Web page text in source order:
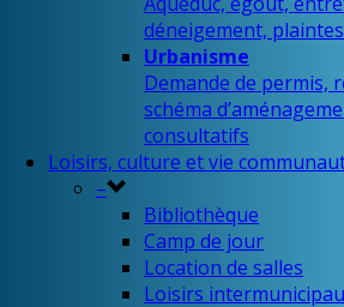
déneigement,
Urbanisme
Demande de permis,
schéma
consultatifs
Loisirs, culture et vie
–
Bibliothèque
Camp de jour
Location de salles
Loisirs